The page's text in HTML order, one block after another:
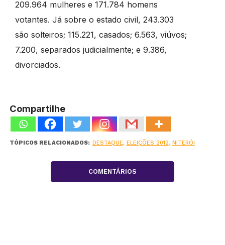
209.964 mulheres e 171.784 homens
votantes. Já sobre o estado civil, 243.303
são solteiros; 115.221, casados; 6.563, viúvos;
7.200, separados judicialmente; e 9.386,
divorciados.
Compartilhe
TÓPICOS RELACIONADOS: DESTAQUE, ELEIÇÕES 2012, NITERÓI
COMENTÁRIOS